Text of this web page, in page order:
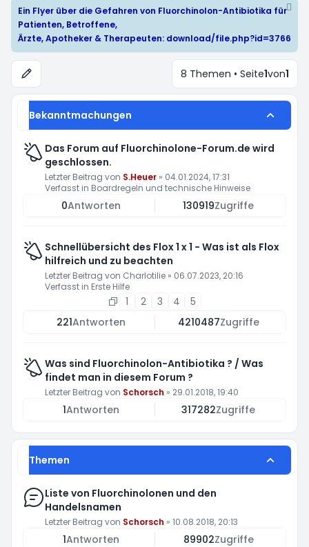
Ein Flyer über die Gefahren von Fluorchinolon-Antibiotika für
Patienten, Betroffene,
Ärzte, Apotheker & Therapeuten: download/file.php?id=3766
8 Themen • Seite1von1
Bekanntmachungen
Das Forum auf Fluorchinolone-Forum.de wird
geschlossen.
Letzter Beitrag von S.Heuer » 04.01.2024, 17:31
Verfasst in Boardregeln und technische Hinweise
0Antworten 130919Zugriffe
Schnellübersicht des Flox 1 x 1 - Was ist als Flox
hilfreich und zu beachten
Letzter Beitrag von Charlotilie » 06.07.2023, 20:16
Verfasst in Erste Hilfe
1 2 3 4
5
221Antworten 4210487Zugriffe
Was sind Fluorchinolon-Antibiotika ? / Was
findet man in diesem Forum ?
Letzter Beitrag von Schorsch » 29.01.2018, 19:40
1Antworten 317282Zugriffe
Themen
Liste von Fluorchinolonen und den
Handelsnamen
Letzter Beitrag von Schorsch » 10.08.2018, 20:13
1Antworten 89902Zugriffe